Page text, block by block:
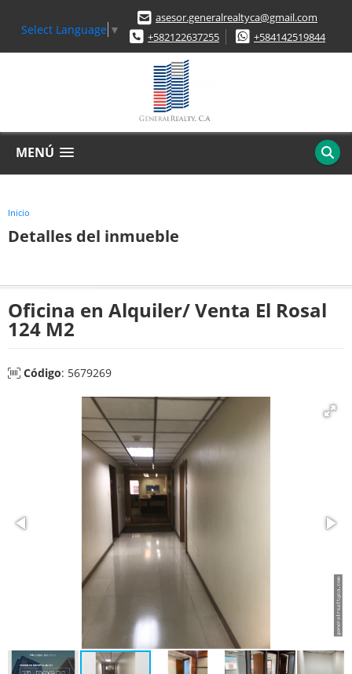
Select Language ▼
asesor.generalrealtyca@gmail.com
+582122637255
+584142519844
MENÚ
Inicio
Detalles del inmueble
Oficina en Alquiler/ Venta El Rosal
124 M2
Código: 5679269